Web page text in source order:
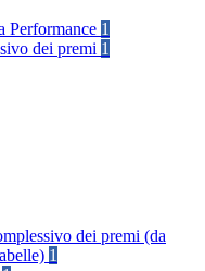
Performance 1
dei premi 1
dei premi (da
1